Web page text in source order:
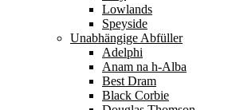
Lowlands
Speyside
Unabhängige Abfüller
Adelphi
Anam na h-Alba
Best Dram
Black Corbie